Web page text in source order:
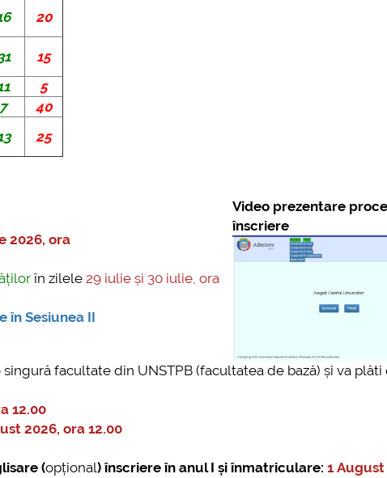
20
15
5
7
40
25
2026, ora
în zilele 29 iulie și 30 iulie, ora
în Sesiunea II
Video prezentare
înscriere
facultate din UNSTPB (facultatea de bază) și va
12.00
2026, ora 12.00
(opțional) înscriere în anul I și înmatriculare: 1